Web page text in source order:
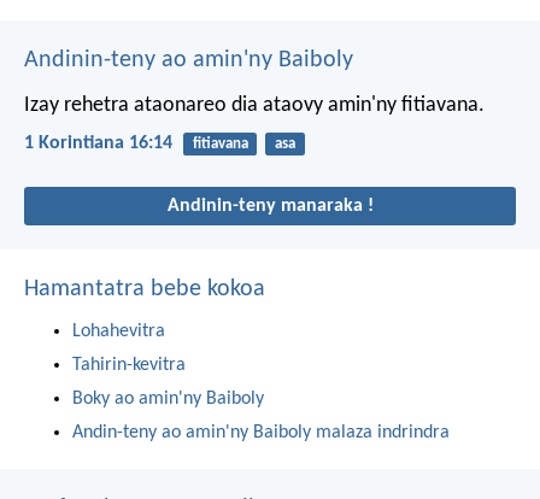
Andinin-teny ao amin'ny Baiboly
Izay rehetra ataonareo dia ataovy amin'ny fitiavana.
1 Korintiana 16:14 fitiavana asa
Andinin-teny manaraka !
Hamantatra bebe kokoa
Lohahevitra
Tahirin-kevitra
Boky ao amin'ny Baiboly
Andin-teny ao amin'ny Baiboly malaza indrindra